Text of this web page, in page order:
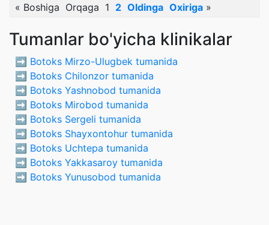
« Boshiga Orqaga 1 2 Oldinga Oxiriga »
Tumanlar bo'yicha klinikalar
➡️ Botoks Mirzo-Ulugbek tumanida
➡️ Botoks Chilonzor tumanida
➡️ Botoks Yashnobod tumanida
➡️ Botoks Mirobod tumanida
➡️ Botoks Sergeli tumanida
➡️ Botoks Shayxontohur tumanida
➡️ Botoks Uchtepa tumanida
➡️ Botoks Yakkasaroy tumanida
➡️ Botoks Yunusobod tumanida